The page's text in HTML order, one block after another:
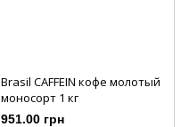
Brasil CAFFEIN кофе молотый
моносорт 1 кг
951.00 грн